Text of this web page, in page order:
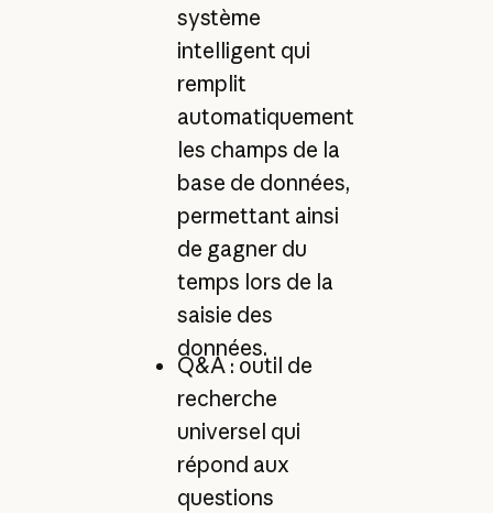
système
intelligent qui
remplit
automatiquement
les champs de la
base de données,
permettant ainsi
de gagner du
temps lors de la
saisie des
données.
Q&A : outil de
recherche
universel qui
répond aux
questions